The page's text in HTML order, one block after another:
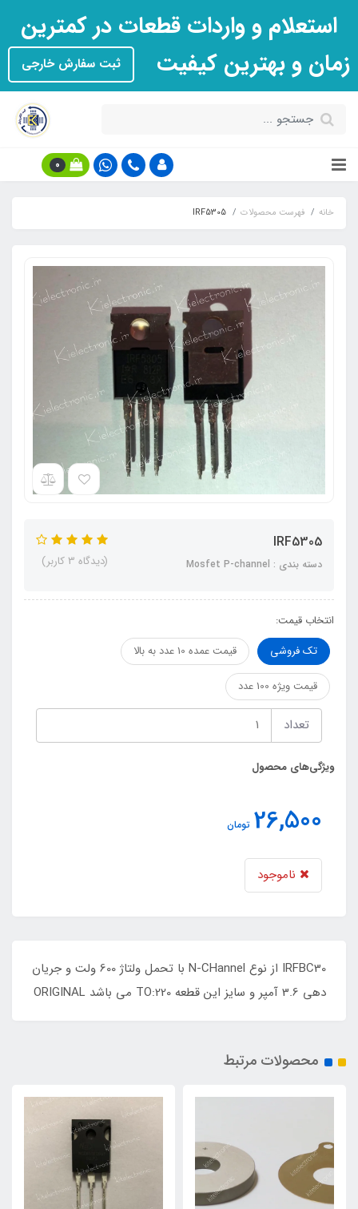
استعلام و واردات قطعات در کمترین
زمان و بهترین کیفیت
ثبت سفارش خارجی
0
خانه فهرست محصولات IRF5305
IRF5305
دسته بندی : Mosfet P-channel (دیدگاه 3 کاربر)
انتخاب قیمت:
تک فروشی
قیمت عمده 10 عدد به بالا
قیمت ویژه 100 عدد
تعداد
ویژگی‌های محصول
26,500 تومان
ناموجود
IRFBC30 از نوع N-CHannel با تحمل ولتاژ 600 ولت و جریان
دهی 3.6 آمپر و سایز این قطعه TO:220 می باشد ORIGINAL
محصولات مرتبط